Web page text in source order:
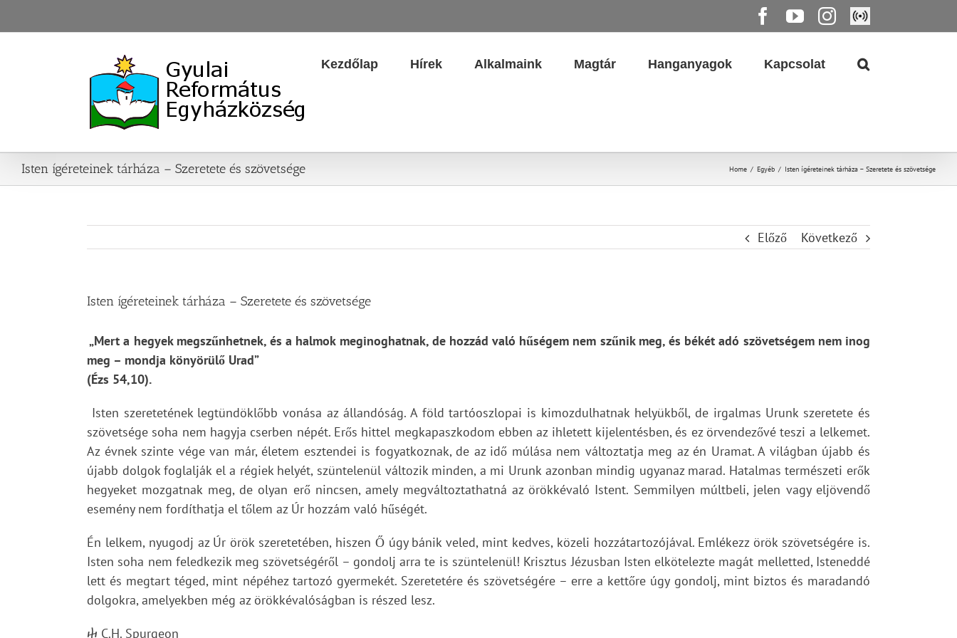
to
Facebook
YouTube
Instagram
Élő
közvetítés
Kezdőlap Hírek Alkalmaink Magtár Hanganyagok Kapcsolat
Isten ígéreteinek tárháza – Szeretete és szövetsége Home / Egyéb / Isten ígéreteinek tárháza – Szeretete és szövetsége
Előző Következő
Isten ígéreteinek tárháza – Szeretete és szövetsége
„Mert a hegyek megszűnhetnek, és a halmok meginoghatnak, de hozzád való hűségem nem szűnik meg, és békét adó szövetségem nem inog
meg – mondja könyörülő Urad”
(Ézs 54,10).
Isten szeretetének legtündöklőbb vonása az állandóság. A föld tartóoszlopai is kimozdulhatnak helyükből, de irgalmas Urunk szeretete és
szövetsége soha nem hagyja cserben népét. Erős hittel megkapaszkodom ebben az ihletett kijelentésben, és ez örvendezővé teszi a lelkemet.
Az évnek szinte vége van már, életem esztendei is fogyatkoznak, de az idő múlása nem változtatja meg az én Uramat. A világban újabb és
újabb dolgok foglalják el a régiek helyét, szüntelenül változik minden, a mi Urunk azonban mindig ugyanaz marad. Hatalmas természeti erők
hegyeket mozgatnak meg, de olyan erő nincsen, amely megváltoztathatná az örökkévaló Istent. Semmilyen múltbeli, jelen vagy eljövendő
esemény nem fordíthatja el tőlem az Úr hozzám való hűségét.
Én lelkem, nyugodj az Úr örök szeretetében, hiszen Ő úgy bánik veled, mint kedves, közeli hozzátartozójával. Emlékezz örök szövetségére is.
Isten soha nem feledkezik meg szövetségéről – gondolj arra te is szüntelenül! Krisztus Jézusban Isten elkötelezte magát melletted, Isteneddé
lett és megtart téged, mint népéhez tartozó gyermekét. Szeretetére és szövetségére – erre a kettőre úgy gondolj, mint biztos és maradandó
dolgokra, amelyekben még az örökkévalóságban is részed lesz.
ⴕ C.H. Spurgeon